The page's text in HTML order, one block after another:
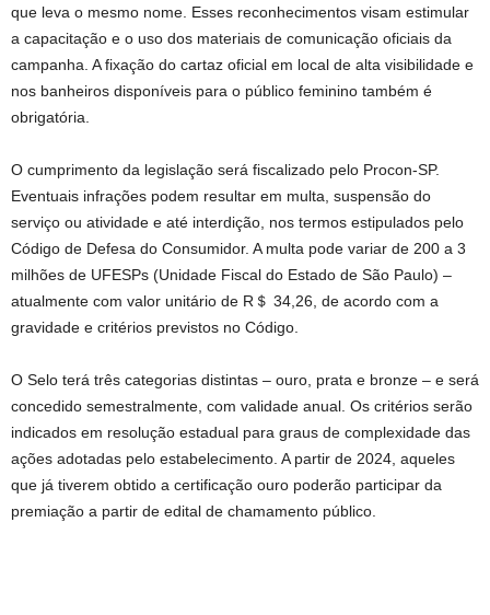
que leva o mesmo nome. Esses reconhecimentos visam estimular
a capacitação e o uso dos materiais de comunicação oficiais da
campanha. A fixação do cartaz oficial em local de alta visibilidade e
nos banheiros disponíveis para o público feminino também é
obrigatória.
O cumprimento da legislação será fiscalizado pelo Procon-SP.
Eventuais infrações podem resultar em multa, suspensão do
serviço ou atividade e até interdição, nos termos estipulados pelo
Código de Defesa do Consumidor. A multa pode variar de 200 a 3
milhões de UFESPs (Unidade Fiscal do Estado de São Paulo) –
atualmente com valor unitário de R＄ 34,26, de acordo com a
gravidade e critérios previstos no Código.
O Selo terá três categorias distintas – ouro, prata e bronze – e será
concedido semestralmente, com validade anual. Os critérios serão
indicados em resolução estadual para graus de complexidade das
ações adotadas pelo estabelecimento. A partir de 2024, aqueles
que já tiverem obtido a certificação ouro poderão participar da
premiação a partir de edital de chamamento público.